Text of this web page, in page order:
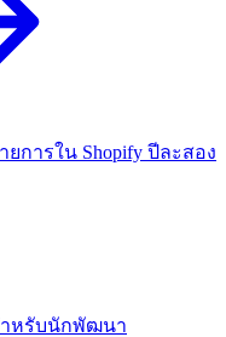
ยการใน Shopify ปีละสอง
ำหรับนักพัฒนา